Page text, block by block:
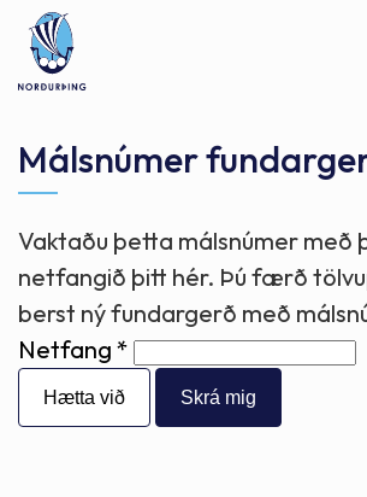
Leita
Málsnúmer
Vaktaðu þetta málsnúmer með
netfangið þitt hér. Þú færð
berst ný fundargerð með
Netfang
Hætta við